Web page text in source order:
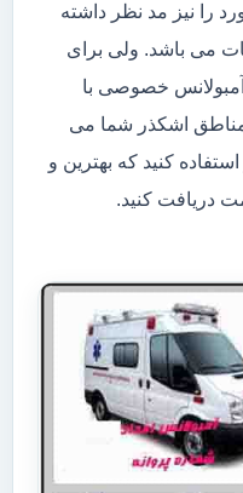
را نیز مد نظر داشته
می باشد. ولی برای
آمبولانس خصوصی با
اشکذر شما می
کنید که بهترین و
دریافت کنید.